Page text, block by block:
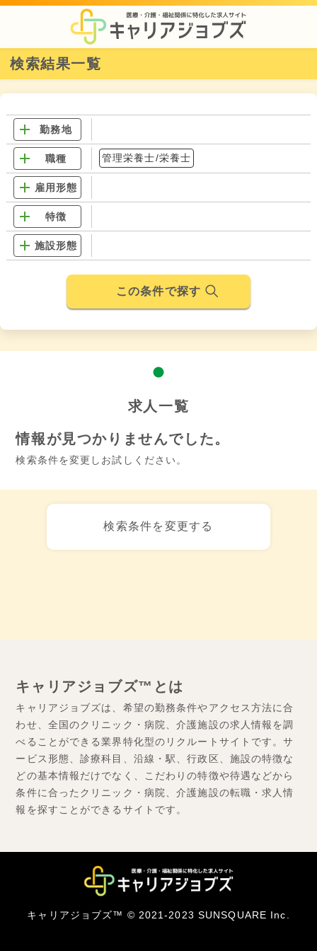
検索結果一覧
勤務地
職種 管理栄養士/栄養士
雇用形態
特徴
施設形態
この条件で探す
求人一覧
情報が見つかりませんでした。
検索条件を変更しお試しください。
検索条件を変更する
キャリアジョブズ™とは
キャリアジョブズは、希望の勤務条件やアクセス方法に合
わせ、全国のクリニック・病院、介護施設の求人情報を調
べることができる業界特化型のリクルートサイトです。サ
ービス形態、診療科目、沿線・駅、行政区、施設の特徴な
どの基本情報だけでなく、こだわりの特徴や待遇などから
条件に合ったクリニック・病院、介護施設の転職・求人情
報を探すことができるサイトです。
キャリアジョブズ™ © 2021-2023 SUNSQUARE Inc.